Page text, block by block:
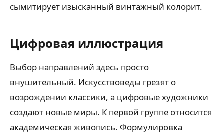
сымитирует изысканный винтажный колорит.
Цифровая иллюстрация
Выбор направлений здесь просто
внушительный. Искусствоведы грезят о
возрождении классики, а цифровые художники
создают новые миры. К первой группе относится
академическая живопись. Формулировка